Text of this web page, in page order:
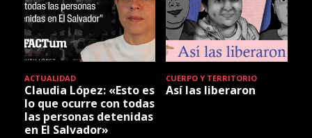
ACTUALIDAD
Claudia López: «Esto es
lo que ocurre con todas
las personas detenidas
en El Salvador»
CUERPO Y TERRITORIO
Así las liberaron